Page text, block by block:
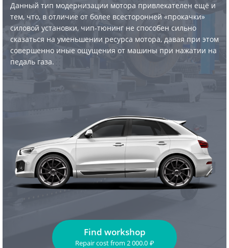
Данный тип модернизации мотора привлекателен ещё и
тем, что, в отличие от более всесторонней «прокачки»
силовой установки, чип-тюнинг не способен сильно
сказаться на уменьшении ресурса мотора, давая при этом
совершенно иные ощущения от машины при нажатии на
педаль газа.
Find workshop
Repair costfrom 2 000.0 ₽